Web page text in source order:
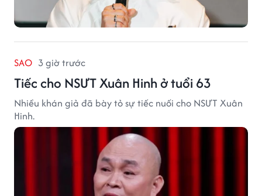
SAO 3 giờ trước
Tiếc cho NSƯT Xuân Hinh ở tuổi 63
Nhiều khán giả đã bày tỏ sự tiếc nuối cho NSƯT Xuân
Hinh.